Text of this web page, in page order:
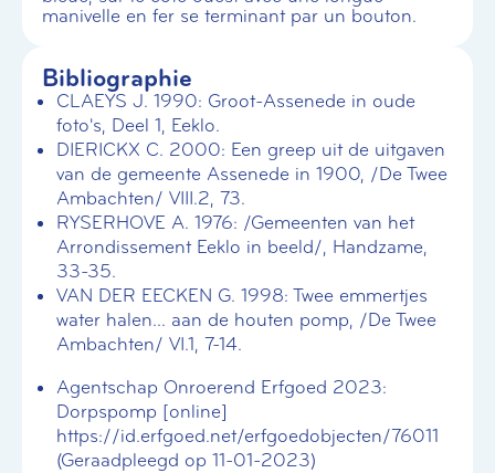
manivelle en fer se terminant par un bouton.
Bibliographie
CLAEYS J. 1990: Groot-Assenede in oude
foto's, Deel 1, Eeklo.
DIERICKX C. 2000: Een greep uit de uitgaven
van de gemeente Assenede in 1900, /De Twee
Ambachten/ VIII.2, 73.
RYSERHOVE A. 1976: /Gemeenten van het
Arrondissement Eeklo in beeld/, Handzame,
33-35.
VAN DER EECKEN G. 1998: Twee emmertjes
water halen... aan de houten pomp, /De Twee
Ambachten/ VI.1, 7-14.
Agentschap Onroerend Erfgoed 2023:
Dorpspomp [online]
https://id.erfgoed.net/erfgoedobjecten/76011
(Geraadpleegd op 11-01-2023)